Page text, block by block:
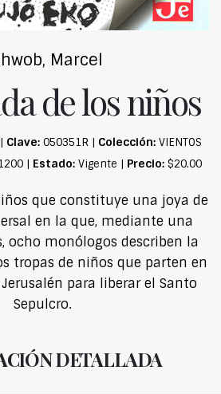
Marcel
de los niños
Clave: 050351R | Colección: VIENTOS
| Estado:Vigente | Precio:$20.00
que constituye una joya de
en la que, mediante una
ocho monólogos describen la
tropas de niños que parten en
para liberar el Santo
Sepulcro.
DETALLADA